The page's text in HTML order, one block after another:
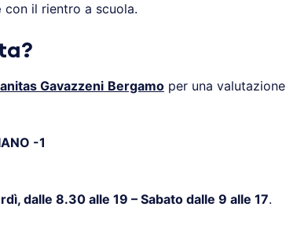
con il rientro a scuola.
Gavazzeni Bergamo per una valutazione
-1
dalle 8.30 alle 19 – Sabato dalle 9 alle 17.